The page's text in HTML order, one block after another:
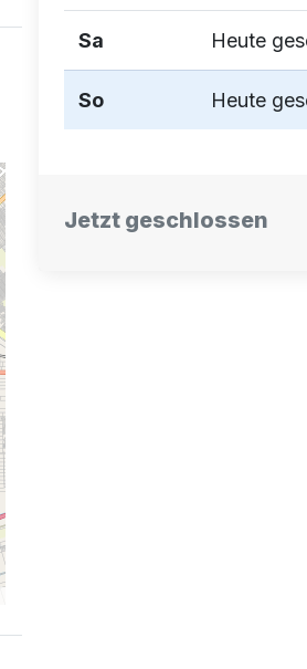
Sa Heute
So Heute
Jetzt geschlossen